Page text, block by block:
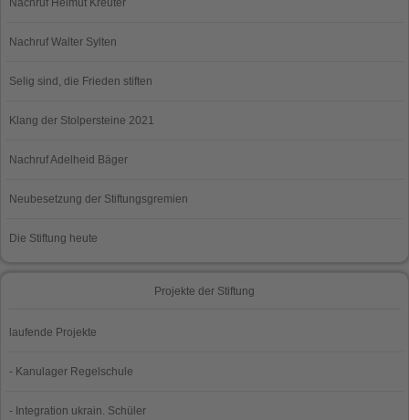
Nachruf Helmut Kreuter
Nachruf Walter Sylten
Selig sind, die Frieden stiften
Klang der Stolpersteine 2021
Nachruf Adelheid Bäger
Neubesetzung der Stiftungsgremien
Die Stiftung heute
Projekte der Stiftung
laufende Projekte
- Kanulager Regelschule
- Integration ukrain. Schüler